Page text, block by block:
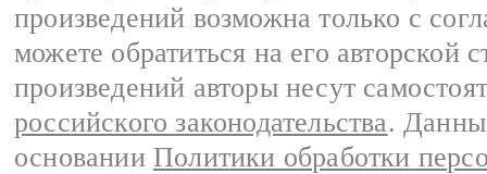
произведений возможна только с
можете обратиться на его авторской
произведений авторы несут
российского законодательства.
основании Политики обработки